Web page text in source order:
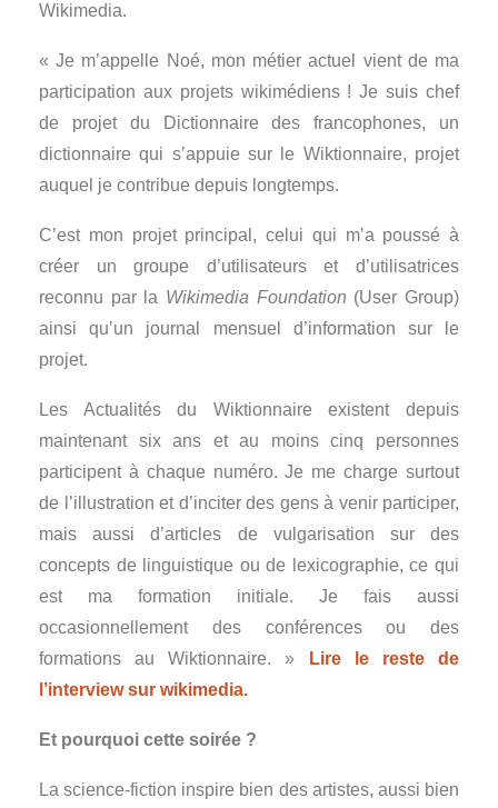
Wikimedia.
« Je m’appelle Noé, mon métier actuel vient de ma
participation aux projets wikimédiens ! Je suis chef
de projet du Dictionnaire des francophones, un
dictionnaire qui s’appuie sur le Wiktionnaire, projet
auquel je contribue depuis longtemps.
C’est mon projet principal, celui qui m’a poussé à
créer un groupe d’utilisateurs et d’utilisatrices
reconnu par la Wikimedia Foundation (User Group)
ainsi qu’un journal mensuel d’information sur le
projet.
Les Actualités du Wiktionnaire existent depuis
maintenant six ans et au moins cinq personnes
participent à chaque numéro. Je me charge surtout
de l’illustration et d’inciter des gens à venir participer,
mais aussi d’articles de vulgarisation sur des
concepts de linguistique ou de lexicographie, ce qui
est ma formation initiale. Je fais aussi
occasionnellement des conférences ou des
formations au Wiktionnaire. »
Lire le reste de
l’interview sur wikimedia.
Et pourquoi cette soirée ?
La science-fiction inspire bien des artistes, aussi bien